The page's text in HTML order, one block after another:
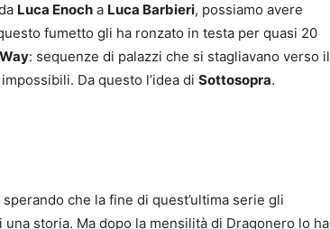
Luca Enoch a Luca Barbieri, possiamo avere
fumetto gli ha ronzato in testa per quasi 20
: sequenze di palazzi che si stagliavano verso il
Da questo l’idea di Sottosopra.
che la fine di quest’ultima serie gli
storia. Ma dopo la mensilità di Dragonero lo ha